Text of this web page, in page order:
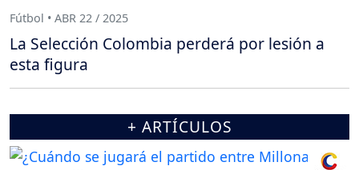
Fútbol • ABR 22 / 2025
La Selección Colombia perderá por lesión a
esta figura
+ ARTÍCULOS